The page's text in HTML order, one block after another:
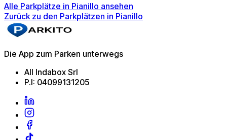
Alle Parkplätze in Pianillo ansehen
Zurück zu den Parkplätzen in Pianillo
Die App zum Parken unterwegs
All Indabox Srl
P.I: 04099131205